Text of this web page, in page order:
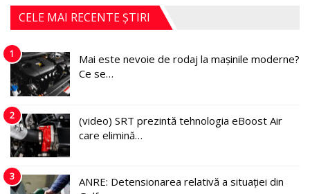
CELE MAI RECENTE ȘTIRI
1
Mai este nevoie de rodaj la mașinile moderne?
Ce se…
2
(video) SRT prezintă tehnologia eBoost Air
care elimină…
3
ANRE: Detensionarea relativă a situației din